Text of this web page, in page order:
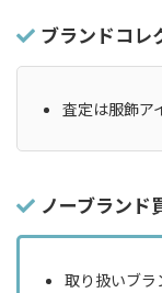
ブランドコレ
査定は服飾ア
ノーブランド
取り扱いブラ